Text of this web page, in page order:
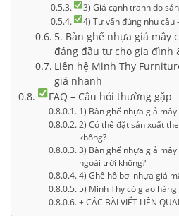
3) Giá cạnh tranh do
4) Tư vấn đúng nhu cầu
5. Bàn ghế nhựa giả mây
đáng đầu tư cho gia đình
Liên hệ Minh Thy
giá nhanh
FAQ – Câu hỏi thường gặp
1) Bàn ghế nhựa giả
2) Có thể đặt sản xuất
không?
3) Bàn ghế nhựa giả
ngoài trời không?
4) Ghế hồ bơi nhựa giả
5) Minh Thy có giao
+ CÁC BÀI VIẾT LIÊN